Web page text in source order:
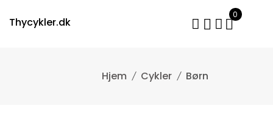
Thycykler.dk
0
Cykler Børn